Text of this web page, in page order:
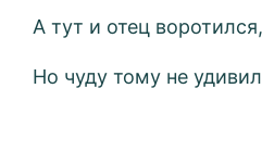
А тут и отец воротился,
Но чуду тому не